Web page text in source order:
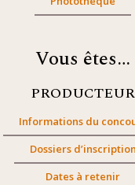
Vous êtes…
PRODUCTEUR
Informations du
Dossiers d’inscription
Dates à retenir